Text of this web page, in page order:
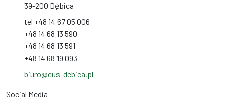
39-200 Dębica
tel +48 14 67 05 006
+48 14 68 13 590
+48 14 68 13 591
+48 14 68 19 093
biuro@cus-debica.pl
Social Media